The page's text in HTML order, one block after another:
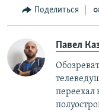
Поделиться
Павел
переехал